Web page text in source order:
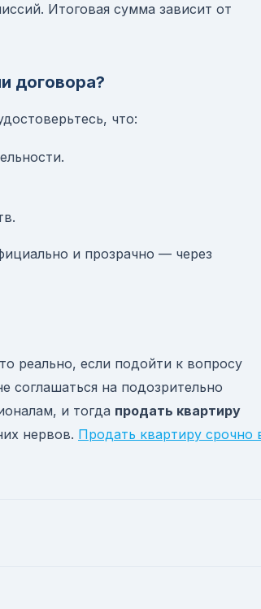
Итоговая сумма зависит от
договора?
что:
и прозрачно — через
реально, если подойти к вопросу
соглашаться на подозрительно
и тогда продать квартиру
нервов. Продать квартиру срочно